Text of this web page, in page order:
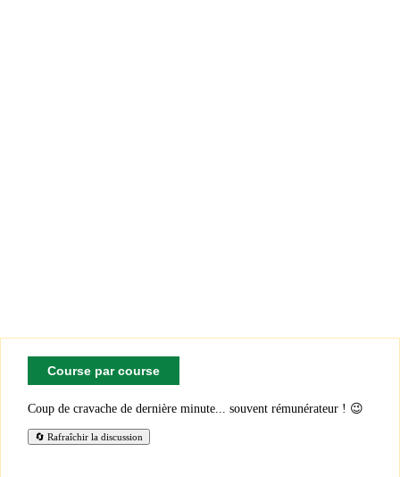
Course par course
Coup de cravache de dernière minute... souvent rémunérateur ! 😉
🔄 Rafraîchir la discussion